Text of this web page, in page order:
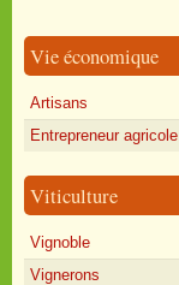
Vie économique
Artisans
Entrepreneur agricole
Viticulture
Vignoble
Vignerons